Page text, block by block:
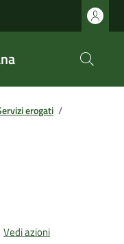
erogati /
Vedi azioni